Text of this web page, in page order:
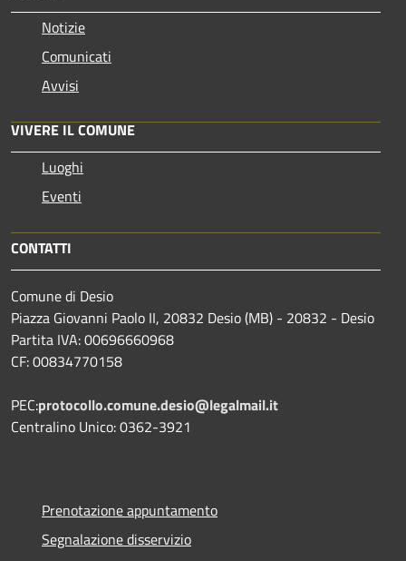
Notizie
Comunicati
Avvisi
VIVERE IL COMUNE
Luoghi
Eventi
CONTATTI
Comune di Desio
Piazza Giovanni Paolo II, 20832 Desio (MB) - 20832 - Desio
Partita IVA: 00696660968
CF: 00834770158
PEC:protocollo.comune.desio@legalmail.it
Centralino Unico: 0362-3921
Prenotazione appuntamento
Segnalazione disservizio